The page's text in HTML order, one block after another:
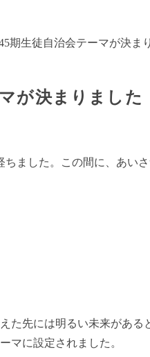
期生徒自治会テーマが決ま
が決まりました
ました。この間に、あい
た先には明るい未来があ
マに設定されました。